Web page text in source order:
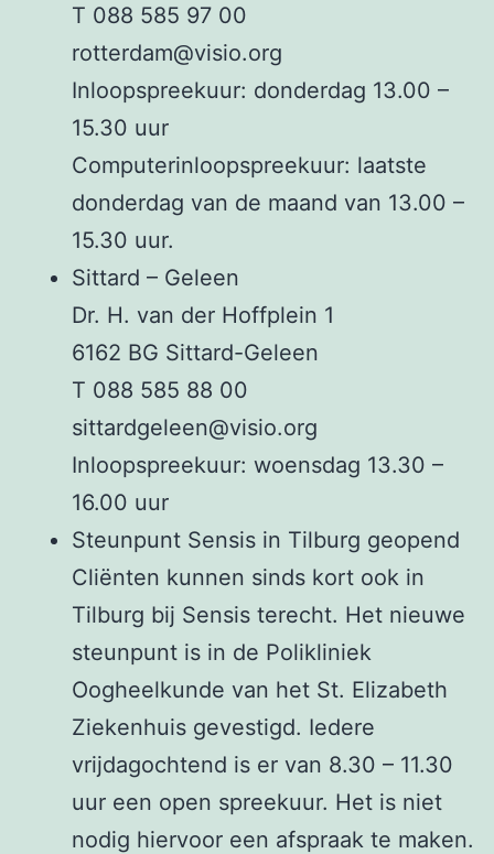
T 088 585 97 00
rotterdam@visio.org
Inloopspreekuur: donderdag 13.00 –
15.30 uur
Computerinloopspreekuur: laatste
donderdag van de maand van 13.00 –
15.30 uur.
Sittard – Geleen
Dr. H. van der Hoffplein 1
6162 BG Sittard-Geleen
T 088 585 88 00
sittardgeleen@visio.org
Inloopspreekuur: woensdag 13.30 –
16.00 uur
Steunpunt Sensis in Tilburg geopend
Cliënten kunnen sinds kort ook in
Tilburg bij Sensis terecht. Het nieuwe
steunpunt is in de Polikliniek
Oogheelkunde van het St. Elizabeth
Ziekenhuis gevestigd. Iedere
vrijdagochtend is er van 8.30 – 11.30
uur een open spreekuur. Het is niet
nodig hiervoor een afspraak te maken.